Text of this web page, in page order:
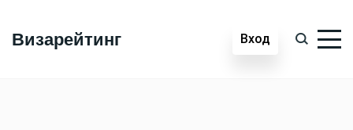
Визарейтинг Вход